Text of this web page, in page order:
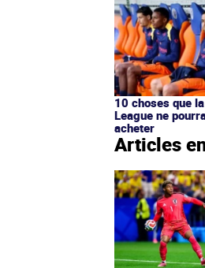
10 choses que
League ne
acheter
Articles